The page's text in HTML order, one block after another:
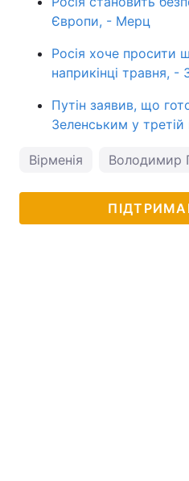
Європи, - Мерц
Росія хоче просити
наприкінці травня, -
Путін заявив, що
Зеленським у третій
Вірменія Володимир